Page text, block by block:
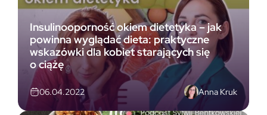
Insulinooporność okiem dietetyka – jak
powinna wyglądać dieta: praktyczne
wskazówki dla kobiet starających się
o ciążę
06.04.2022 Anna Kruk